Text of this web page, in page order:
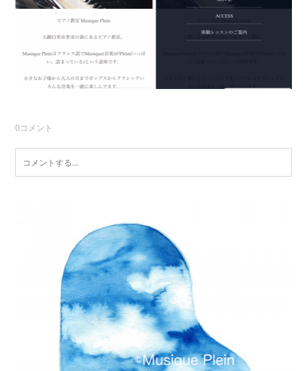
0コメント